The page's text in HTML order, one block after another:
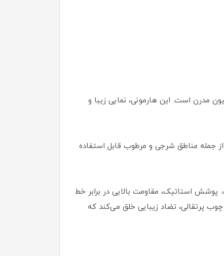
مدرن است. این هارمونی، نمایی زیبا و
جمله مناطق شرجی و مرطوب قابل استفاده
پوشش استاتیک، مقاومت بالایی در برابر خط
پرتقالی، تضاد زیبایی خلق می‌کند که